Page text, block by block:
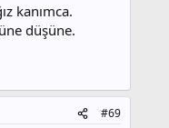
kanımca.
düşüne.
#69